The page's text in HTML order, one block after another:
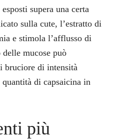
supera una certa
sulla cute, l’estratto di
e stimola l’afflusso di
mucose può
bruciore di intensità
di capsaicina in
più